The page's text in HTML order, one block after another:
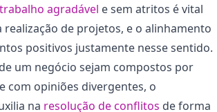
agradável e sem atritos é vital
realização de projetos, e o alinhamento
positivos justamente nesse sentido.
um negócio sejam compostos por
com opiniões divergentes, o
na resolução de conflitos de forma